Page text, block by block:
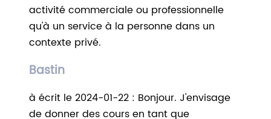
activité commerciale ou professionnelle
qu'à un service à la personne dans un
contexte privé.
Bastin
à écrit le 2024-01-22 : Bonjour. J'envisage
de donner des cours en tant que